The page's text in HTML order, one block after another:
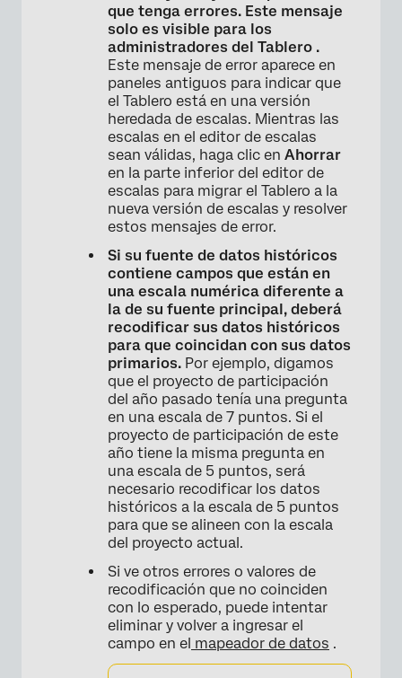
×
que tenga errores. Este mensaje
solo es visible para los
administradores del Tablero .
Este mensaje de error aparece en
paneles antiguos para indicar que
el Tablero está en una versión
heredada de escalas. Mientras las
escalas en el editor de escalas
sean válidas, haga clic en Ahorrar
en la parte inferior del editor de
escalas para migrar el Tablero a la
nueva versión de escalas y resolver
estos mensajes de error.
Si su fuente de datos históricos
contiene campos que están en
una escala numérica diferente a
la de su fuente principal, deberá
recodificar sus datos históricos
para que coincidan con sus datos
primarios. Por ejemplo, digamos
que el proyecto de participación
del año pasado tenía una pregunta
en una escala de 7 puntos. Si el
proyecto de participación de este
año tiene la misma pregunta en
una escala de 5 puntos, será
necesario recodificar los datos
históricos a la escala de 5 puntos
para que se alineen con la escala
del proyecto actual.
Si ve otros errores o valores de
recodificación que no coinciden
con lo esperado, puede intentar
eliminar y volver a ingresar el
campo en el mapeador de datos .